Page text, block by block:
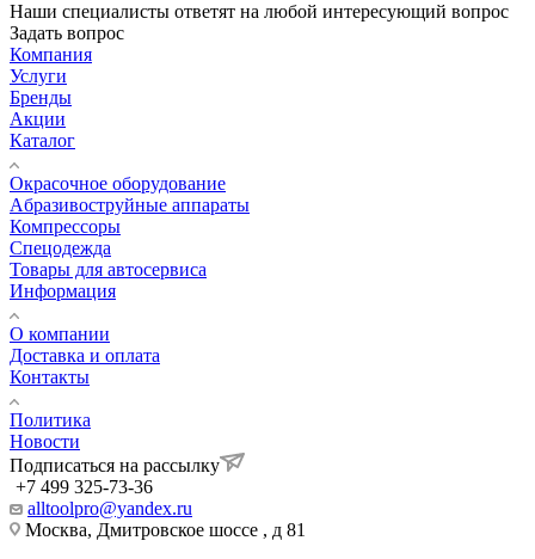
Наши специалисты ответят на любой интересующий вопрос
Задать вопрос
Компания
Услуги
Бренды
Акции
Каталог
Окрасочное оборудование
Aбразивоструйные аппараты
Компрессоры
Спецодежда
Товары для автосервиса
Информация
О компании
Доставка и оплата
Контакты
Политика
Новости
Подписаться на рассылку
+7 499 325-73-36
alltoolpro@yandex.ru
Москва, Дмитровское шоссе , д 81